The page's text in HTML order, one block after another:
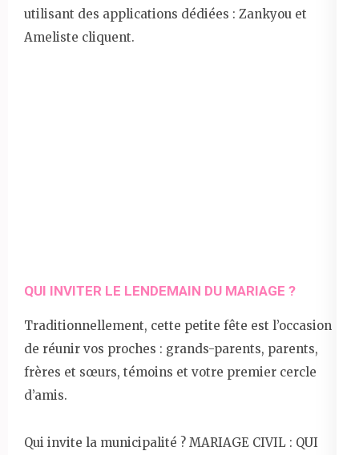
utilisant des applications dédiées : Zankyou et
Ameliste cliquent.
QUI INVITER LE LENDEMAIN DU MARIAGE ?
Traditionnellement, cette petite fête est l’occasion
de réunir vos proches : grands-parents, parents,
frères et sœurs, témoins et votre premier cercle
d’amis.
Qui invite la municipalité ? MARIAGE CIVIL : QUI